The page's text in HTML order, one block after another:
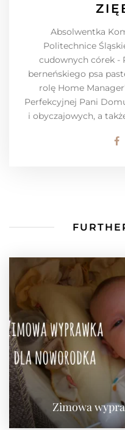
Absolwentka
Politechnice
cudownych córek -
berneńskiego psa
rolę Home
Perfekcyjnej Pani
i obyczajowych, a
Zimowa